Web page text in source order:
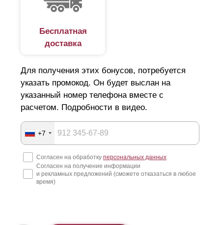
строительных организаций. Конструкция легко
устанавливается на кирпичные опоры без привлечения
спецтехники. Сборка забора напоминает конструктор
получится.
Заборы изготавливаются по размерам заказчика и
имеют технологические отверстия, что упрощает
высверливать самостоятельно. Также установка не
требует сварки. Крепление поставляется вместе с
продукцией. Если в процессе работы возникнут какие-
либо вопросы, наши специалисты готовы в любой
Бесплатная
доставка
Для получения этих бонусов, потребуется
указать промокод. Он будет выслан на
указанный номер телефона вместе с
расчетом. Подробности в видео.
+7
Согласен на обработку персональных данных
Согласен на получение информации
и рекламных предложений (сможете отказаться в любое
время)